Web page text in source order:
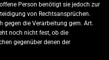
Person benötigt sie jedoch zur
von Rechtsansprüchen.
gegen die Verarbeitung gem. Art.
noch nicht fest, ob die
gegenüber denen der